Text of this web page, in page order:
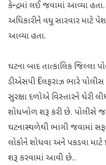
કેન્દ્રમાં લઈ જવામાં આવ્યા
અધિકારીને વધુ સારવાર માટે
આવ્યા હતા.
ઘટના બાદ તાત્કાલિક જિલ્લા
ડીએસપી દિલફરાઝ ભારે
સુરક્ષા દળોએ વિસ્તારને ઘેરી
શોધખોળ શરૂ કરી છે. પોલીસે
ઘટનાસ્થળેથી ભાગી જવામાં
લોકોને શોધવા અને પકડવા
શરૂ કરવામાં આવી છે..